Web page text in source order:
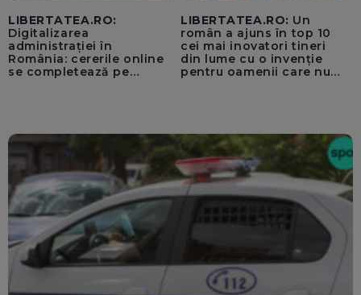
LIBERTATEA.RO:
Digitalizarea
administrației în
România: cererile online
se completează pe
LIBERTATEA.RO: Un
român a ajuns în top 10
cei mai inovatori tineri
din lume cu o invenție
pentru oamenii care nu